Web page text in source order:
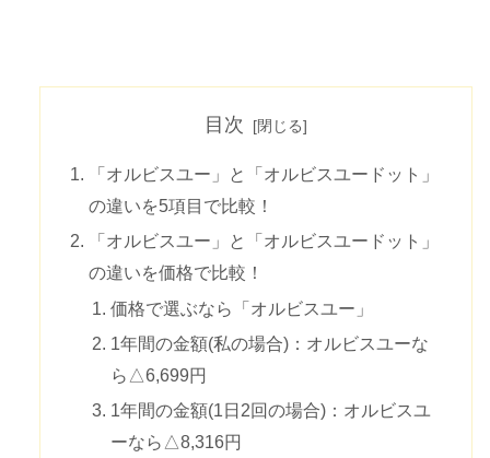
目次
「オルビスユー」と「オルビスユードット」
の違いを5項目で比較！
「オルビスユー」と「オルビスユードット」
の違いを価格で比較！
価格で選ぶなら「オルビスユー」
1年間の金額(私の場合)：オルビスユーな
ら△6,699円
1年間の金額(1日2回の場合)：オルビスユ
ーなら△8,316円